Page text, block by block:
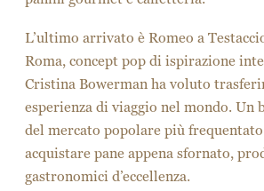
L’ultimo arrivato è Romeo a
Roma, concept pop di ispirazione
Cristina Bowerman ha voluto
esperienza di viaggio nel mondo. Un
del mercato popolare più
acquistare pane appena sfornato,
gastronomici d’eccellenza.